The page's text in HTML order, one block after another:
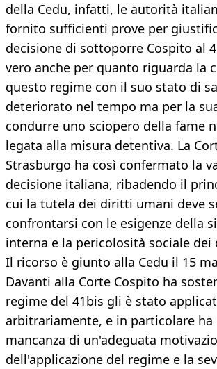
della Cedu, infatti, le autorità
fornito sufficienti prove per
decisione di sottoporre Cospito al
vero anche per quanto riguarda la
questo regime con il suo stato di
deteriorato nel tempo ma per la
condurre uno sciopero della fame
legata alla misura detentiva. La
Strasburgo ha così confermato la
decisione italiana, ribadendo il
cui la tutela dei diritti umani deve
confrontarsi con le esigenze della
interna e la pericolosità sociale dei
Il ricorso è giunto alla Cedu il 15
Davanti alla Corte Cospito ha
regime del 41bis gli è stato
arbitrariamente, e in particolare ha
mancanza di un'adeguata
dell'applicazione del regime e la